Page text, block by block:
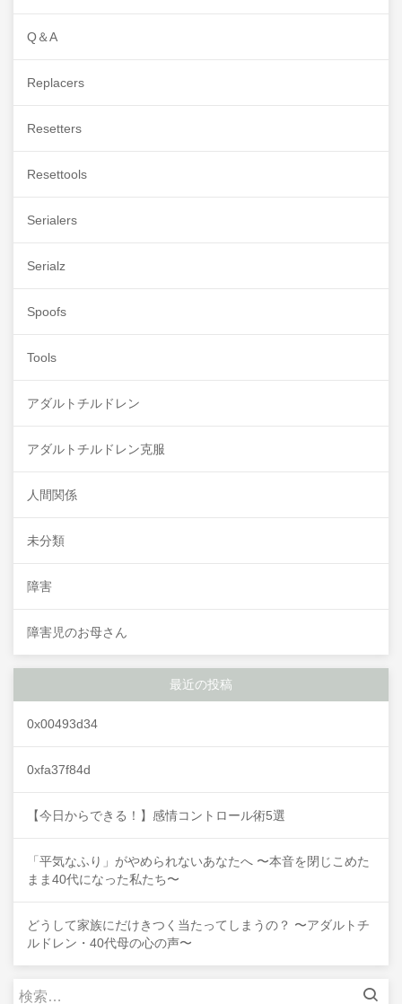
Q＆A
Replacers
Resetters
Resettools
Serialers
Serialz
Spoofs
Tools
アダルトチルドレン
アダルトチルドレン克服
人間関係
未分類
障害
障害児のお母さん
最近の投稿
0x00493d34
0xfa37f84d
【今日からできる！】感情コントロール術5選
「平気なふり」がやめられないあなたへ 〜本音を閉じこめた
まま40代になった私たち〜
どうして家族にだけきつく当たってしまうの？ 〜アダルトチ
ルドレン・40代母の心の声〜
検